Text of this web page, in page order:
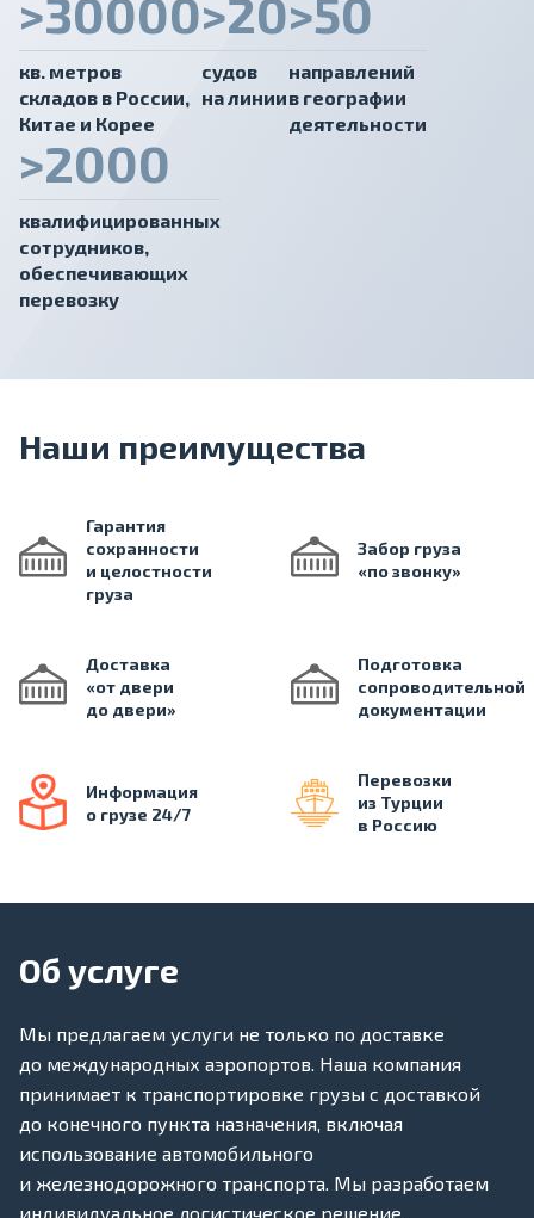
>30000
кв. метров
cкладов в России,
Китае и Корее
>20
судов
на линии
>50
направлений
в географии
деятельности
>2000
квалифицированных
сотрудников,
обеспечивающих
перевозку
Наши преимущества
Гарантия
сохранности
и целостности
груза
Забор груза
«по звонку»
Доставка
«от двери
до двери»
Подготовка
сопроводительной
документации
Информация
о грузе 24/7
Перевозки
из Турции
в Россию
Об услуге
Мы предлагаем услуги не только по доставке
до международных аэропортов. Наша компания
принимает к транспортировке грузы с доставкой
до конечного пункта назначения, включая
использование автомобильного
и железнодорожного транспорта. Мы разработаем
индивидуальное логистическое решение,